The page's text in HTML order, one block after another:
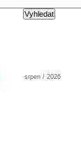
srpen / 2026